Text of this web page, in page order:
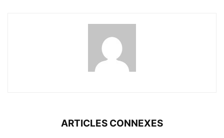
ARTICLES CONNEXES